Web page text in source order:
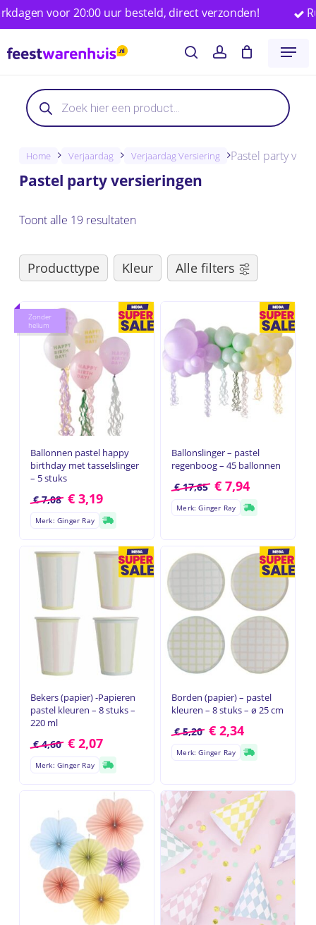
Skip
to
main
voor 20:00 uur besteld, direct verzonden! Ruim
Producten
zoeken
searchaccount
Menu
Winkelwagen Close
Producten
zoeken
Home Verjaardag Verjaardag Versiering Pastel party
Pastel party versieringen
Toont alle 19 resultaten
Producttype Kleur Alle filters
Zonder
helium
Ballonnen pastel happy
birthday met tasselslinger
– 5 stuks
€7,08 € 3,19
Merk: Ginger Ray
Ballonslinger – pastel
regenboog – 45 ballonnen
€17,65 €7,94
Merk: Ginger Ray
Bekers (papier) -Papieren
pastel kleuren – 8 stuks –
220 ml
€4,60 € 2,07
Merk: Ginger Ray
Borden (papier) – pastel
kleuren – 8 stuks – ø 25 cm
€5,20 €2,34
Merk: Ginger Ray